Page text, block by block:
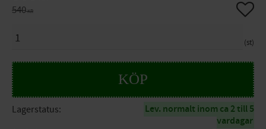
Ordinarie pris:
540KR
st
KÖP
Lägg
Lagerstatus
Lev. normalt inom ca 2 till 5
vardagar